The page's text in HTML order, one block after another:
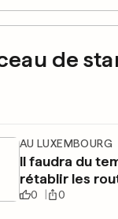
de
AU LUXEMBOURG
Il faudra du
rétablir les
0 0